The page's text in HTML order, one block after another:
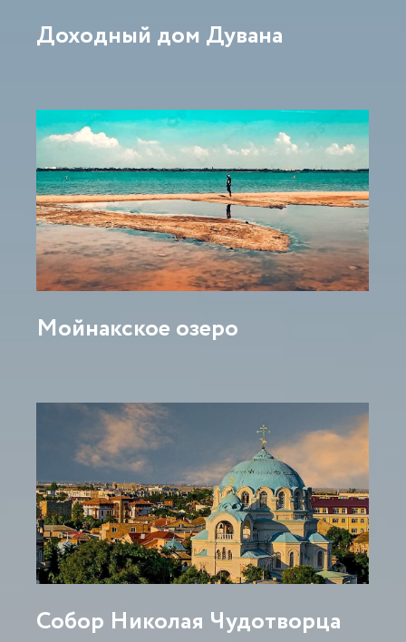
Доходный дом Дувана
Мойнакское озеро
Собор Николая Чудотворца